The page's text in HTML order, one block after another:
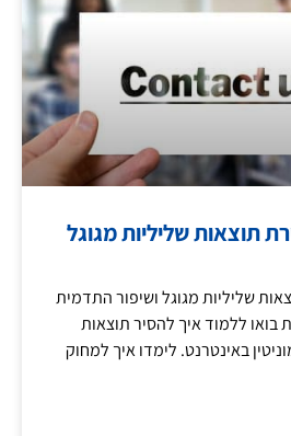
תוצאות שליליות מגוגל
שליליות מגוגל ושיפור התדמית
בואו ללמוד איך להסיר תוצאות
באינטרנט. לימדו איך למחוק